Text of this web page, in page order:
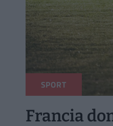
SPORT
Francia